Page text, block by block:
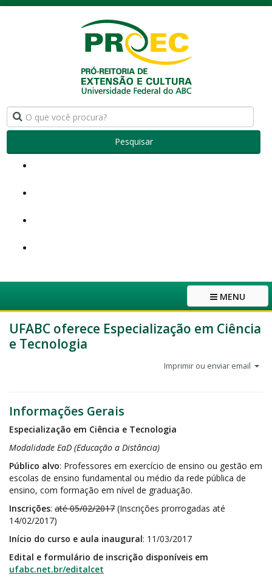
Pesquisar
MENU
UFABC oferece Especialização em Ciência
e Tecnologia
Imprimir ou enviar email
Informações Gerais
Especialização em Ciência e Tecnologia
Modalidade EaD (Educação a Distância)
Público alvo: Professores em exercício de ensino ou gestão em
escolas de ensino fundamental ou médio da rede pública de
ensino, com formação em nível de graduação.
Inscrições: até 05/02/2017 (Inscrições prorrogadas até
14/02/2017)
Início do curso e aula inaugural: 11/03/2017
Edital e formulário de inscrição disponíveis em
ufabc.net.br/editalcet